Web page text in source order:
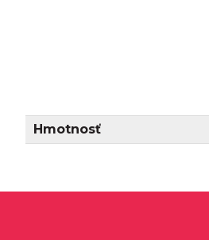
Hmotnosť